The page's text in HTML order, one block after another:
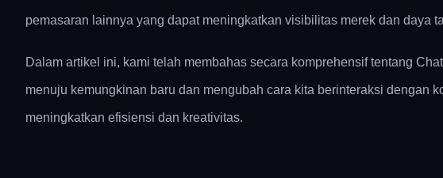
pemasaran lainnya yang dapat meningkatkan visibilitas merek dan daya
Dalam artikel ini, kami telah membahas secara komprehensif tentang
menuju kemungkinan baru dan mengubah cara kita berinteraksi dengan
meningkatkan efisiensi dan kreativitas.